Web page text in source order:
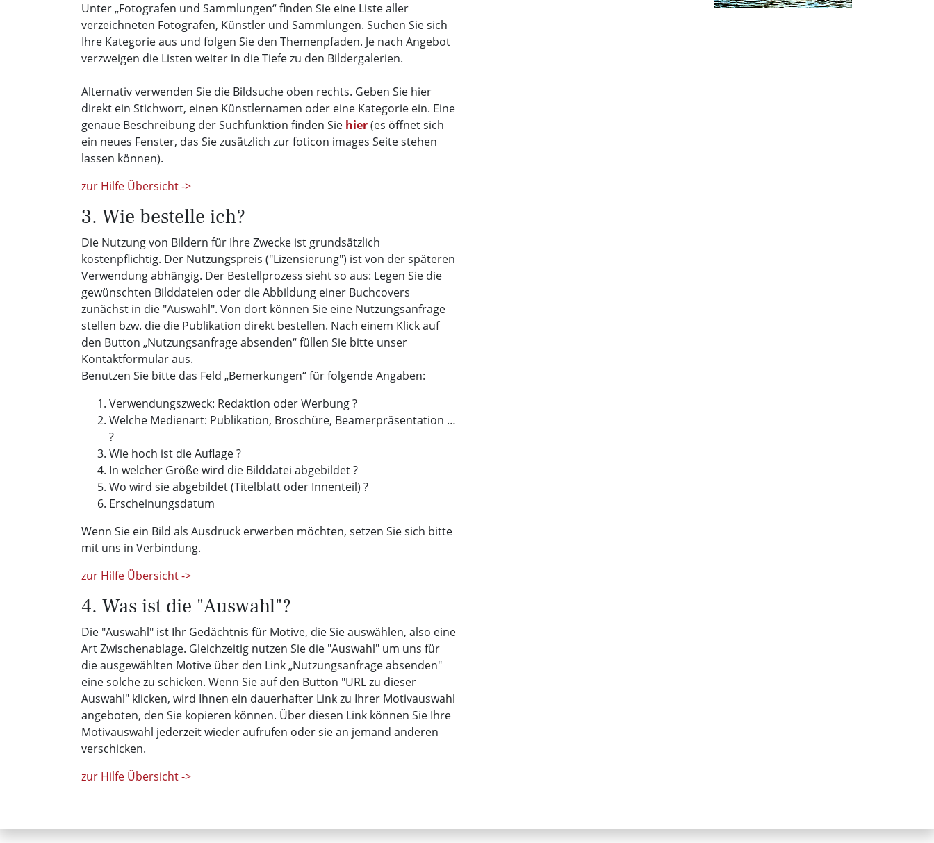
Unter „Fotografen und Sammlungen“ finden Sie eine Liste aller
verzeichneten Fotografen, Künstler und Sammlungen. Suchen Sie sich
Ihre Kategorie aus und folgen Sie den Themenpfaden. Je nach Angebot
verzweigen die Listen weiter in die Tiefe zu den Bildergalerien.
Alternativ verwenden Sie die Bildsuche oben rechts. Geben Sie hier
direkt ein Stichwort, einen Künstlernamen oder eine Kategorie ein. Eine
genaue Beschreibung der Suchfunktion finden Sie hier(es öffnet sich
ein neues Fenster, das Sie zusätzlich zur foticon images Seite stehen
lassen können).
zur Hilfe Übersicht ->
3. Wie bestelle ich?
Die Nutzung von Bildern für Ihre Zwecke ist grundsätzlich
kostenpflichtig. Der Nutzungspreis ("Lizensierung") ist von der späteren
Verwendung abhängig. Der Bestellprozess sieht so aus: Legen Sie die
gewünschten Bilddateien oder die Abbildung einer Buchcovers
zunächst in die "Auswahl". Von dort können Sie eine Nutzungsanfrage
stellen bzw. die die Publikation direkt bestellen. Nach einem Klick auf
den Button „Nutzungsanfrage absenden“ füllen Sie bitte unser
Kontaktformular aus.
Benutzen Sie bitte das Feld „Bemerkungen“ für folgende Angaben:
Verwendungszweck: Redaktion oder Werbung ?
Welche Medienart: Publikation, Broschüre, Beamerpräsentation …
?
Wie hoch ist die Auflage ?
In welcher Größe wird die Bilddatei abgebildet ?
Wo wird sie abgebildet (Titelblatt oder Innenteil) ?
Erscheinungsdatum
Wenn Sie ein Bild als Ausdruck erwerben möchten, setzen Sie sich bitte
mit uns in Verbindung.
zur Hilfe Übersicht ->
4. Was ist die "Auswahl"?
Die "Auswahl" ist Ihr Gedächtnis für Motive, die Sie auswählen, also eine
Art Zwischenablage. Gleichzeitig nutzen Sie die "Auswahl" um uns für
die ausgewählten Motive über den Link „Nutzungsanfrage absenden"
eine solche zu schicken. Wenn Sie auf den Button "URL zu dieser
Auswahl" klicken, wird Ihnen ein dauerhafter Link zu Ihrer Motivauswahl
angeboten, den Sie kopieren können. Über diesen Link können Sie Ihre
Motivauswahl jederzeit wieder aufrufen oder sie an jemand anderen
verschicken.
zur Hilfe Übersicht ->